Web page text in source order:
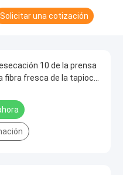
Solicitar una cotización
10 de la prensa
fibra fresca de la tapioca